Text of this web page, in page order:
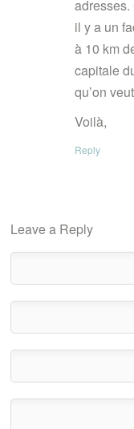
adresses.
il y a un
à 10 km
capitale
qu’on
Voilà,
Reply
Leave a Reply